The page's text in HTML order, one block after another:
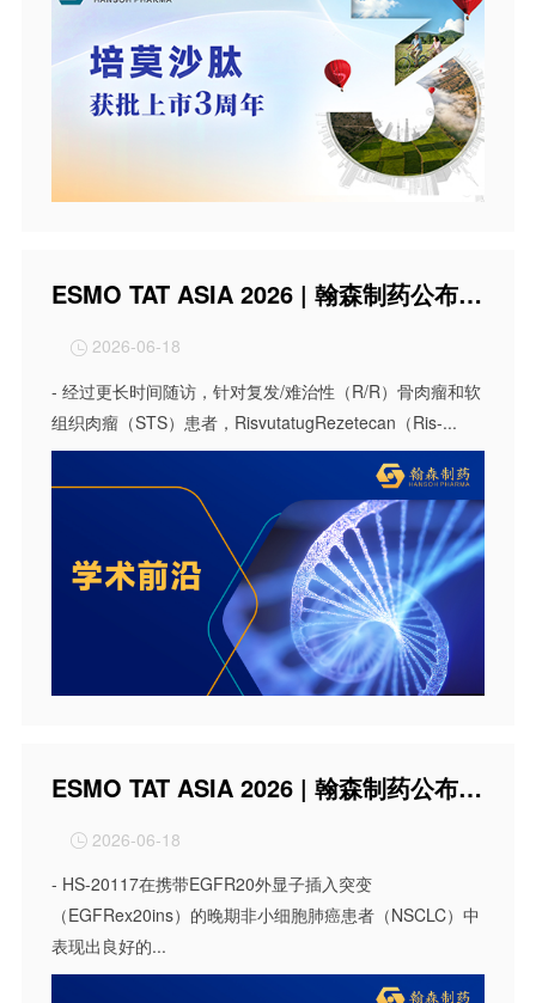
ESMO TAT ASIA 2026 | 翰森制药公布Risvutatug Rezetecan（B7-H3 ADC）用于复发或难治性肉瘤治疗的Ⅱ期研究数据
 2026-06-18
- 经过更长时间随访，针对复发/难治性（R/R）骨肉瘤和软
组织肉瘤（STS）患者，RisvutatugRezetecan（Ris-...
ESMO TAT ASIA 2026 | 翰森制药公布HS-20117（EGFR/c-MET双特异性抗体）在EGFR ex20ins晚期NSCLC 人群的I期研究数据
 2026-06-18
- HS-20117在携带EGFR20外显子插入突变
（EGFRex20ins）的晚期非小细胞肺癌患者（NSCLC）中
表现出良好的...